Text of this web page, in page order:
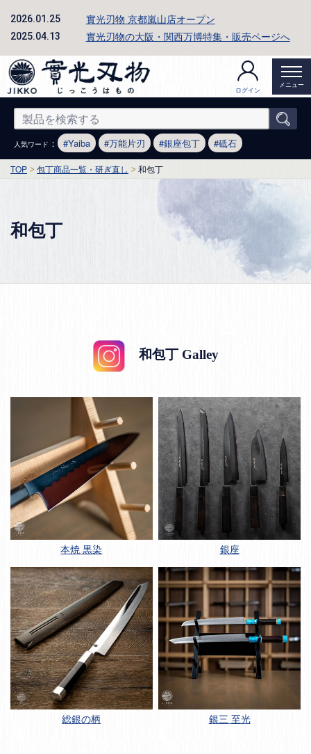
2026.01.25 實光刃物 京都嵐山店オープン
2025.04.13 實光刃物の大阪・関西万博特集・販売ページへ
ログイン
メニュー
人気ワード ： Yaiba 万能片刃 銀座包丁 砥石
TOP 包丁商品一覧・研ぎ直し 和包丁
和包丁
和包丁 Galley
本焼 黒染 銀座
総銀の柄 銀三 至光